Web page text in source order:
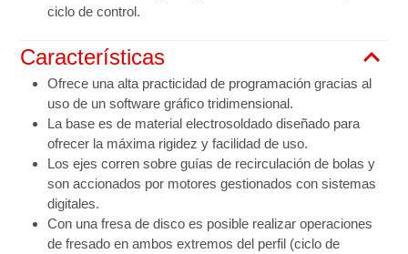
ciclo de control.
Características
Ofrece una alta practicidad de programación gracias al
uso de un software gráfico tridimensional.
La base es de material electrosoldado diseñado para
ofrecer la máxima rigidez y facilidad de uso.
Los ejes corren sobre guías de recirculación de bolas y
son accionados por motores gestionados con sistemas
digitales.
Con una fresa de disco es posible realizar operaciones
de fresado en ambos extremos del perfil (ciclo de